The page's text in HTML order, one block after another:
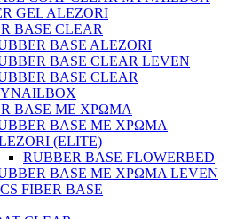
GEL ALEZORI
BASE CLEAR
BASE ALEZORI
BASE CLEAR LEVEN
BASE CLEAR
BASE ΜΕ ΧΡΩΜΑ
BASE ΜΕ ΧΡΩΜΑ
(ELITE)
RUBBER BASE FLOWERBED
BASE ΜΕ ΧΡΩΜΑ LEVEN
FIBER BASE